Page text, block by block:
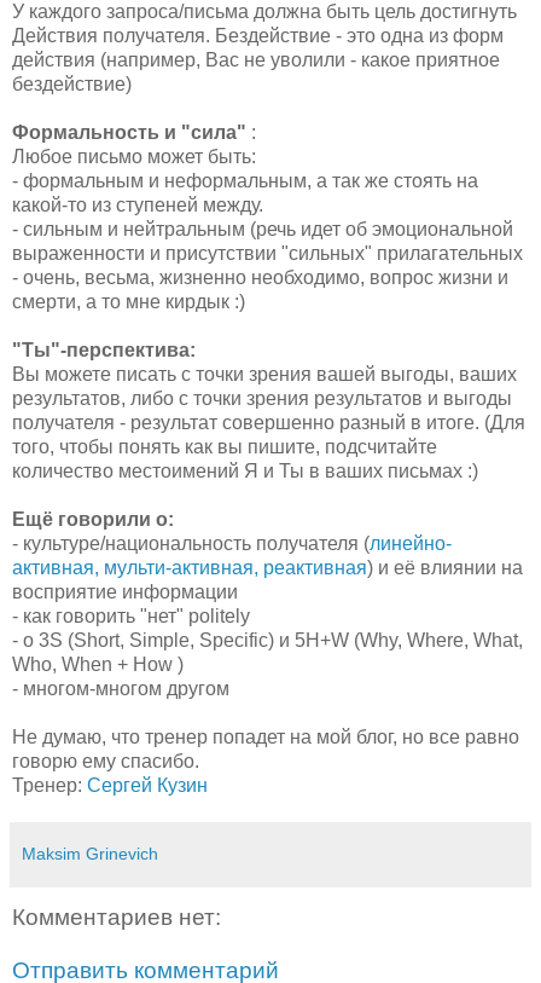
У каждого запроса/письма должна быть цель достигнуть
Действия получателя. Бездействие - это одна из форм
действия (например, Вас не уволили - какое приятное
бездействие)
Формальность и "сила" :
Любое письмо может быть:
- формальным и неформальным, а так же стоять на
какой-то из ступеней между.
- сильным и нейтральным (речь идет об эмоциональной
выраженности и присутствии "сильных" прилагательных
- очень, весьма, жизненно необходимо, вопрос жизни и
смерти, а то мне кирдык :)
"Ты"-перспектива:
Вы можете писать с точки зрения вашей выгоды, ваших
результатов, либо с точки зрения результатов и выгоды
получателя - результат совершенно разный в итоге. (Для
того, чтобы понять как вы пишите, подсчитайте
количество местоимений Я и Ты в ваших письмах :)
Ещё говорили о:
- культуре/национальность получателя (линейно-
активная, мульти-активная, реактивная) и её влиянии на
восприятие информации
- как говорить "нет" politely
- о 3S (Short, Simple, Specific) и 5H+W (Why, Where, What,
Who, When + How )
- многом-многом другом
Не думаю, что тренер попадет на мой блог, но все равно
говорю ему спасибо.
Тренер: Сергей Кузин
Maksim Grinevich
Комментариев нет:
Отправить комментарий